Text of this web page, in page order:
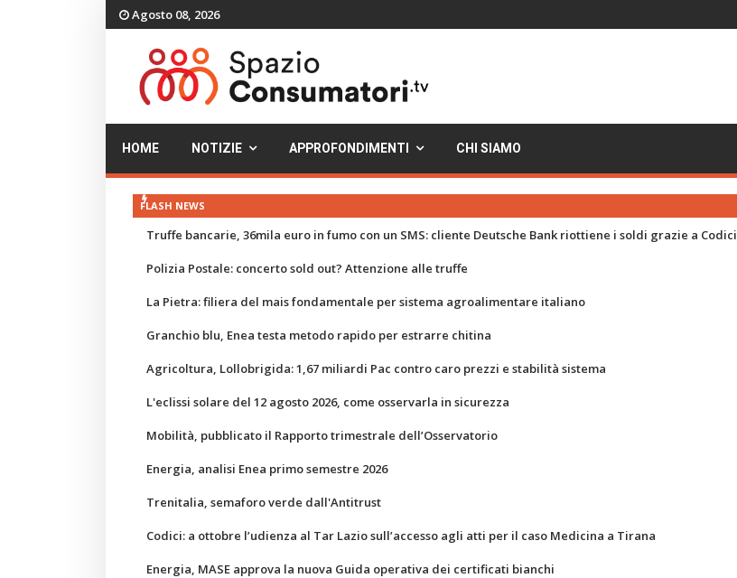
Agosto 08, 2026
HOME NOTIZIE APPROFONDIMENTI CHI SIAMO
FLASH NEWS
Truffe bancarie, 36mila euro in fumo con un SMS: cliente Deutsche Bank riottiene i soldi grazie a Codici
Polizia Postale: concerto sold out? Attenzione alle truffe
La Pietra: filiera del mais fondamentale per sistema agroalimentare italiano
Granchio blu, Enea testa metodo rapido per estrarre chitina
Agricoltura, Lollobrigida: 1,67 miliardi Pac contro caro prezzi e stabilità sistema
L'eclissi solare del 12 agosto 2026, come osservarla in sicurezza
Mobilità, pubblicato il Rapporto trimestrale dell’Osservatorio
Energia, analisi Enea primo semestre 2026
Trenitalia, semaforo verde dall'Antitrust
Codici: a ottobre l’udienza al Tar Lazio sull’accesso agli atti per il caso Medicina a Tirana
Energia, MASE approva la nuova Guida operativa dei certificati bianchi